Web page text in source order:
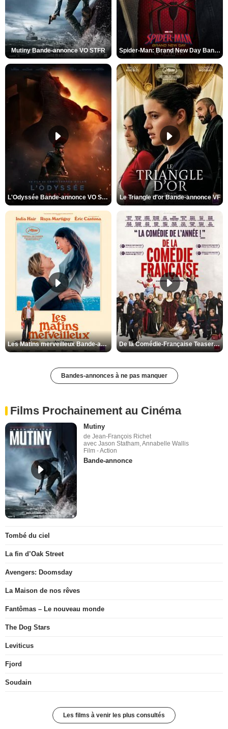
Mutiny Bande-annonce VO STFR Spider-Man: Brand New Day Bande-annonce VO STFR
L'Odyssée Bande-annonce VO STFR Le Triangle d'or Bande-annonce VF
Les Matins merveilleux Bande-annonce VF De la Comédie-Française Teaser VF
Bandes-annonces à ne pas manquer
Films Prochainement au Cinéma
Mutiny
de Jean-François Richet
avec Jason Statham, Annabelle Wallis
Film - Action
Bande-annonce
Tombé du ciel
La fin d’Oak Street
Avengers: Doomsday
La Maison de nos rêves
Fantômas – Le nouveau monde
The Dog Stars
Leviticus
Fjord
Soudain
Les films à venir les plus consultés